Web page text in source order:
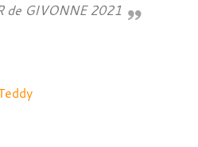
de GIVONNE 2021